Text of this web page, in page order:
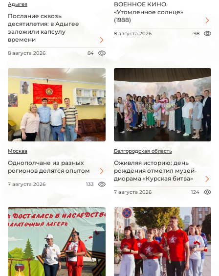
Адыгея
Послание сквозь
десятилетия: в Адыгее
заложили капсулу
времени
8 августа 2026 84
ВОЕННОЕ КИНО.
«Утомленное солнце»
(1988)
8 августа 2026 98
Москва
Однополчане из разных
регионов делятся опытом
7 августа 2026 133
Белгородская область
Оживляя историю: день
рождения отметил музей-
диорама «Курская битва»
7 августа 2026 124